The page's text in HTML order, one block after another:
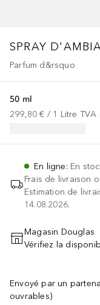
SPRAY
Parfum d&rsquo
50 ml
299,80 € / 1 Litre TVA
En ligne: En
Frais de livraison
Estimation de
14.08.2026.
Magasin Douglas
Vérifiez la
Envoyé par un
ouvrables)